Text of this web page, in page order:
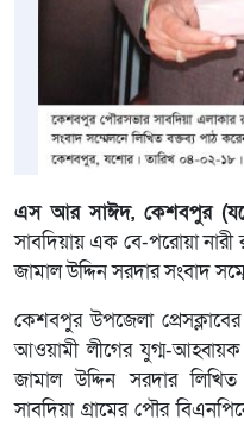
এস আর সাঈদ, কেশবপুর
সাবদিয়ায় এক বে-পরোয়া নারী
জামাল উদ্দিন সরদার সংবাদ
কেশবপুর উপজেলা
আওয়ামী লীগের যুগ্ম-
জামাল উদ্দিন সরদার
সাবদিয়া গ্রামের পৌর